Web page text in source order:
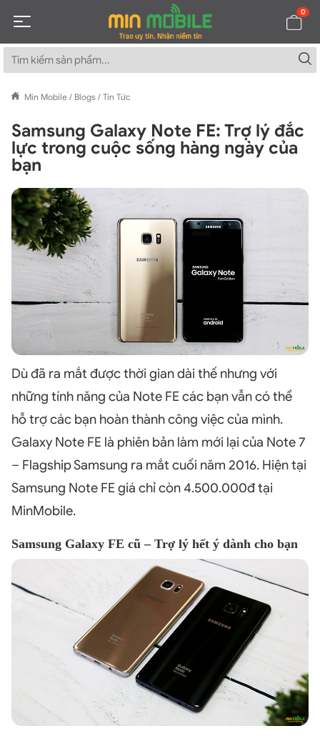
0
Min Mobile / Blogs / Tin Tức
Samsung Galaxy Note FE: Trợ lý đắc
lực trong cuộc sống hàng ngày của
bạn
Dù đã ra mắt được thời gian dài thế nhưng với
những tính năng của Note FE các bạn vẫn có thể
hỗ trợ các bạn hoàn thành công việc của mình.
Galaxy Note FE là phiên bản làm mới lại của Note 7
– Flagship Samsung ra mắt cuối năm 2016. Hiện tại
Samsung Note FE giá chỉ còn 4.500.000đ tại
MinMobile.
Samsung Galaxy FE cũ – Trợ lý hết ý dành cho bạn